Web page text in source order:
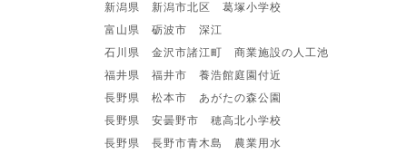
新潟県 新潟市北区 葛塚小学校
富山県 砺波市 深江
石川県 金沢市諸江町 商業施設の人工池
福井県 福井市 養浩館庭園付近
長野県 松本市 あがたの森公園
長野県 安曇野市 穂高北小学校
長野県 長野市青木島 農業用水